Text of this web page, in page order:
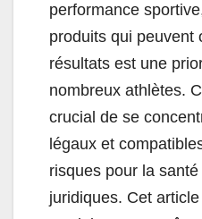
performance
produits qui peuvent
résultats est une
nombreux athlètes.
crucial de se
légaux et
risques pour la
juridiques. Cet